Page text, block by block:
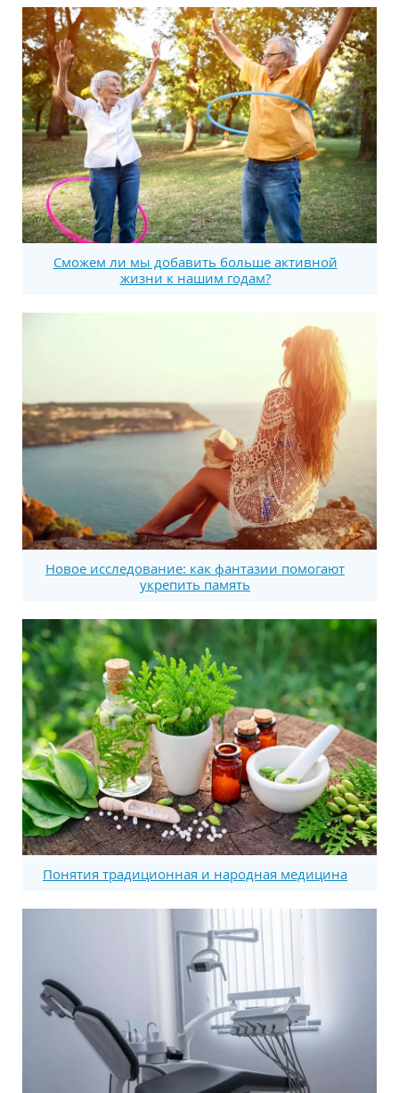
Сможем ли мы добавить больше активной
жизни к нашим годам?
Новое исследование: как фантазии помогают
укрепить память
Понятия традиционная и народная медицина